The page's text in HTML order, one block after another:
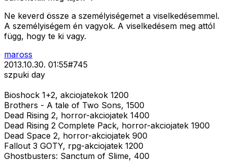
Ne keverd össze a személyiségemet a viselkedésemmel.
A személyiségem én vagyok. A viselkedésem meg attól
függ, hogy te ki vagy.
maross
2013.10.30. 01:55#745
szpuki day
Bioshock 1+2, akciojatekok 1200
Brothers - A tale of Two Sons, 1500
Dead Rising 2, horror-akciojatek 1400
Dead Rising 2 Complete Pack, horror-akciojatek 1900
Dead Space 2, horror-akciojatek 900
Fallout 3 GOTY, rpg-akciojatek 1200
Ghostbusters: Sanctum of Slime, 400